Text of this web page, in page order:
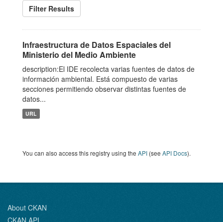
Filter Results
Infraestructura de Datos Espaciales del
Ministerio del Medio Ambiente
description:El IDE recolecta varias fuentes de datos de
información ambiental. Está compuesto de varias
secciones permitiendo observar distintas fuentes de
datos...
URL
You can also access this registry using the API (see API Docs).
About CKAN
CKAN API